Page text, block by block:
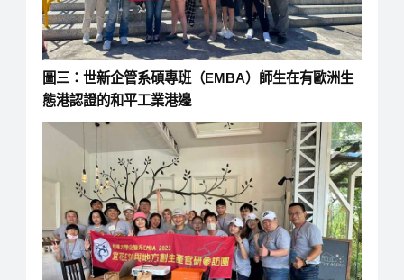
圖三：世新企管系碩專班（EMBA）師生在有歐洲生
態港認證的和平工業港邊